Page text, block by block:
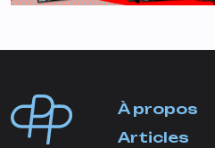
À propos
Articles